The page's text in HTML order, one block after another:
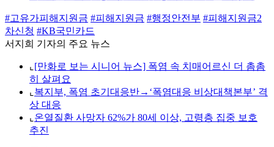
#고유가피해지원금 #피해지원금 #행정안전부 #피해지원금2
차신청 #KB국민카드
서지희 기자의 주요 뉴스
⌞ [만화로 보는 시니어 뉴스] 폭염 속 치매어르신 더 촘촘
히 살펴요
⌞ 복지부, 폭염 초기대응반→‘폭염대응 비상대책본부’ 격
상 대응
⌞ 온열질환 사망자 62%가 80세 이상, 고령층 집중 보호
추진